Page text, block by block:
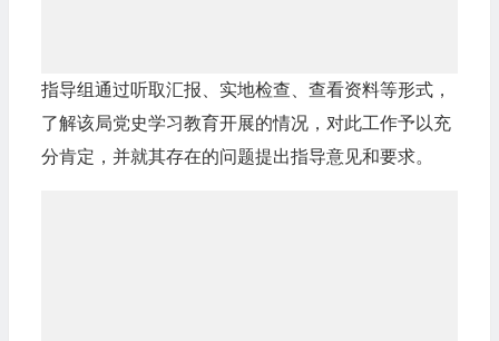
指导组通过听取汇报、实地检查、查看资料等形式，
了解该局党史学习教育开展的情况，对此工作予以充
分肯定，并就其存在的问题提出指导意见和要求。